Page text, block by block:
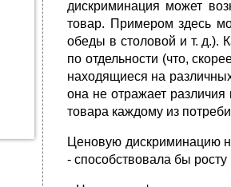
дискриминация может
товар. Примером здесь
обеды в столовой и т. д.).
по отдельности (что,
находящиеся на
она не отражает
товара каждому из
Ценовую дискриминацию
- способствовала бы